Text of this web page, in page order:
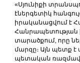
«Սյունիքի
էներգետիկ
իրականացվում է
Հանրապետության
տարածքում, որը
մարզը։ Այն պետք
պետական